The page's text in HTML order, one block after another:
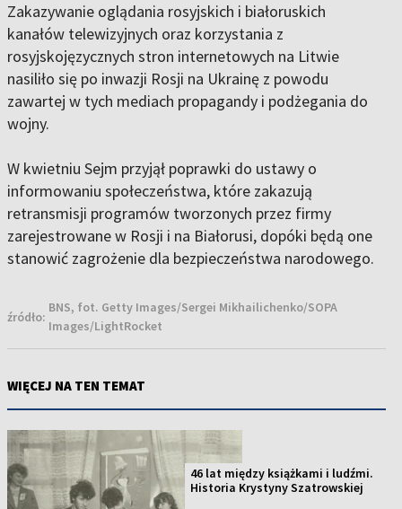
Zakazywanie oglądania rosyjskich i białoruskich
kanałów telewizyjnych oraz korzystania z
rosyjskojęzycznych stron internetowych na Litwie
nasiliło się po inwazji Rosji na Ukrainę z powodu
zawartej w tych mediach propagandy i podżegania do
wojny.
W kwietniu Sejm przyjął poprawki do ustawy o
informowaniu społeczeństwa, które zakazują
retransmisji programów tworzonych przez firmy
zarejestrowane w Rosji i na Białorusi, dopóki będą one
stanowić zagrożenie dla bezpieczeństwa narodowego.
źródło:
BNS, fot. Getty Images/Sergei Mikhailichenko/SOPA
Images/LightRocket
WIĘCEJ NA TEN TEMAT
46 lat między książkami i ludźmi.
Historia Krystyny Szatrowskiej